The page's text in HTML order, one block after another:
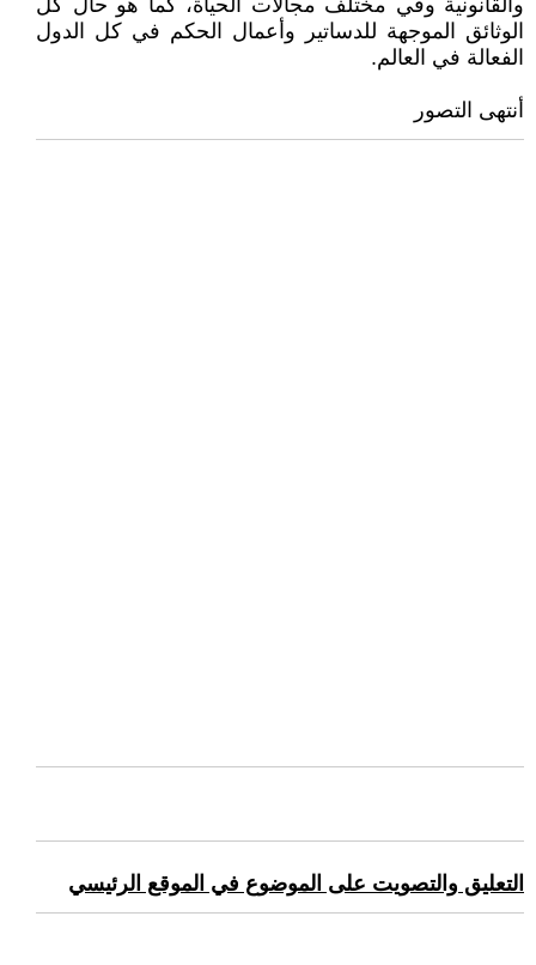
والقانونية وفي مختلف مجالات الحياة، كما هو حال كل
الوثائق الموجهة للدساتير وأعمال الحكم في كل الدول
الفعالة في العالم.
أنتهى التصور
التعليق والتصويت على الموضوع في الموقع الرئيسي